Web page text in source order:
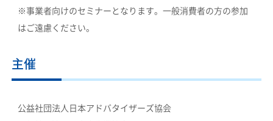
※事業者向けのセミナーとなります。一般消費者の方の参加
はご遠慮ください。
主催
公益社団法人日本アドバタイザーズ協会